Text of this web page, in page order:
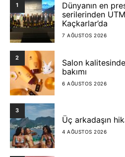
1
Dünyanın en
serilerinden
Kaçkarlar’da
7 AĞUSTOS 2026
2
Salon
bakımı
6 AĞUSTOS 2026
3
Üç arkadaşın
4 AĞUSTOS 2026